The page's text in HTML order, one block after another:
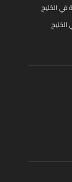
الخليج